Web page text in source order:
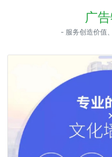
广
- 服务创造价值